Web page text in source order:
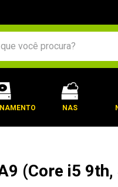
NAS
(Core i5 9th,
gabinete
keychron
openbox